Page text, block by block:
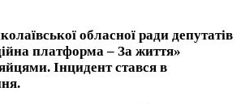
обласної ради депутатів
платформа – За життя»
Інцидент стався в